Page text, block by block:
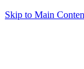
Skip to Main